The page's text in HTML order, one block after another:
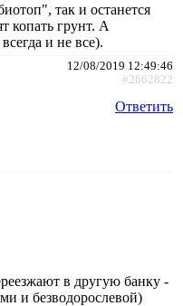
так и останется
копать грунт. А
и не все).
12/08/2019 12:49:46
#2662822
Ответить
в другую банку -
и безводорослевой)